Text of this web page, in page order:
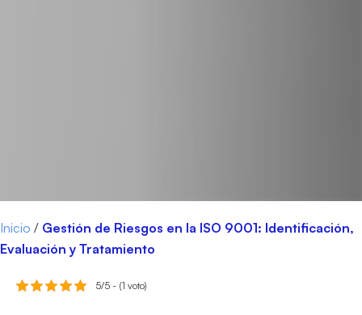
Inicio / Gestión de Riesgos en la ISO 9001: Identificación,
Evaluación y Tratamiento
5/5 - (1 voto)